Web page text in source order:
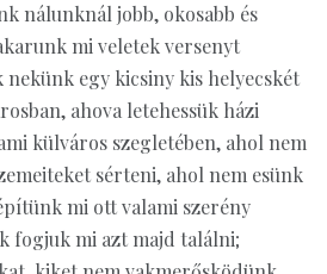
nálunknál jobb, okosabb és
mi veletek versenyt
nekünk egy kicsiny kis helyecskét
ahova letehessük házi
külváros szegletében, ahol nem
sérteni, ahol nem esünk
mi ott valami szerény
fogjuk mi azt majd találni;